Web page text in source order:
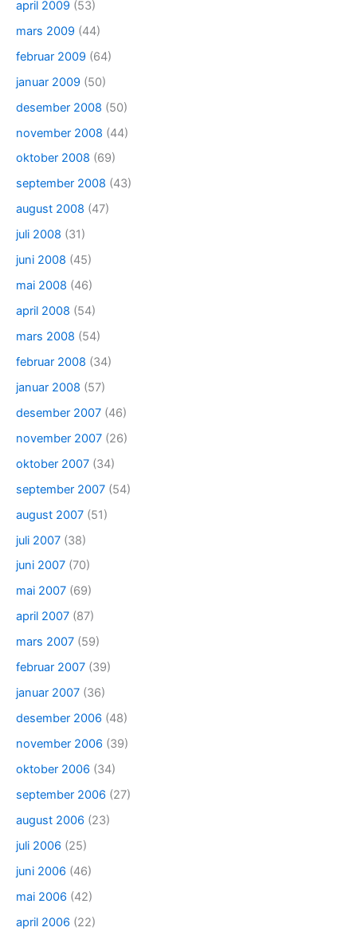
april 2009 (53)
mars 2009 (44)
februar 2009 (64)
januar 2009 (50)
desember 2008 (50)
november 2008 (44)
oktober 2008 (69)
september 2008 (43)
august 2008 (47)
juli 2008 (31)
juni 2008 (45)
mai 2008 (46)
april 2008 (54)
mars 2008 (54)
februar 2008 (34)
januar 2008 (57)
desember 2007 (46)
november 2007 (26)
oktober 2007 (34)
september 2007 (54)
august 2007 (51)
juli 2007 (38)
juni 2007 (70)
mai 2007 (69)
april 2007 (87)
mars 2007 (59)
februar 2007 (39)
januar 2007 (36)
desember 2006 (48)
november 2006 (39)
oktober 2006 (34)
september 2006 (27)
august 2006 (23)
juli 2006 (25)
juni 2006 (46)
mai 2006 (42)
april 2006 (22)